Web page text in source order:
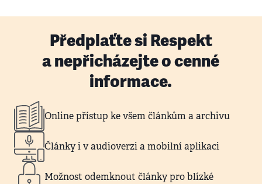
Předplaťte si Respekt
a nepřicházejte o cenné
informace.
Online přístup ke všem článkům a archivu
Články i v audioverzi a mobilní aplikaci
Možnost odemknout články pro blízké